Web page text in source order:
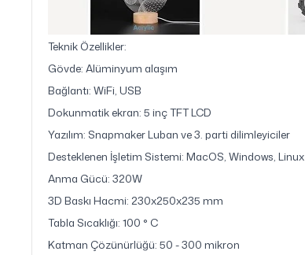
Teknik Özellikler:
Gövde: Alüminyum alaşım
Bağlantı: WiFi, USB
Dokunmatik ekran: 5 inç TFT LCD
Yazılım: Snapmaker Luban ve 3. parti dilimleyiciler
Desteklenen İşletim Sistemi: MacOS, Windows, Linux
Anma Gücü: 320W
3D Baskı Hacmi: 230x250x235 mm
Tabla Sıcaklığı: 100 ° C
Katman Çözünürlüğü: 50 - 300 mikron